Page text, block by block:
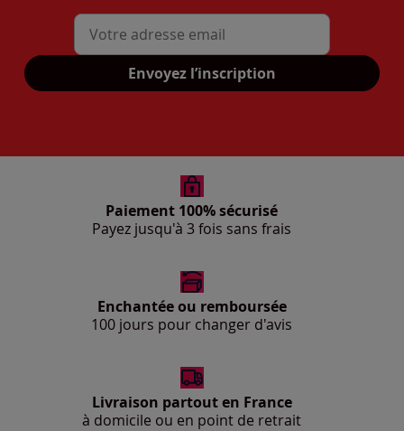
Mon adresse mail
Envoyez l’inscription
Paiement 100% sécurisé
Payez jusqu'à 3 fois sans frais
Enchantée ou remboursée
100 jours pour changer d'avis
Livraison partout en France
à domicile ou en point de retrait